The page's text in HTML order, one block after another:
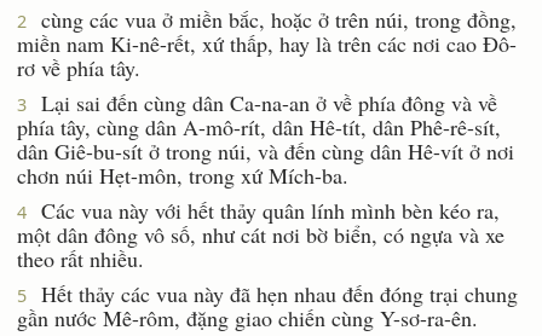
2
cùng các vua ở miền bắc, hoặc ở trên núi, trong đồng,
miền nam Ki-nê-rết, xứ thấp, hay là trên các nơi cao Ðô-
rơ về phía tây.
3
Lại sai đến cùng dân Ca-na-an ở về phía đông và về
phía tây, cùng dân A-mô-rít, dân Hê-tít, dân Phê-rê-sít,
dân Giê-bu-sít ở trong núi, và đến cùng dân Hê-vít ở nơi
chơn núi Hẹt-môn, trong xứ Mích-ba.
4
Các vua này với hết thảy quân lính mình bèn kéo ra,
một dân đông vô số, như cát nơi bờ biển, có ngựa và xe
theo rất nhiều.
5
Hết thảy các vua này đã hẹn nhau đến đóng trại chung
gần nước Mê-rôm, đặng giao chiến cùng Y-sơ-ra-ên.